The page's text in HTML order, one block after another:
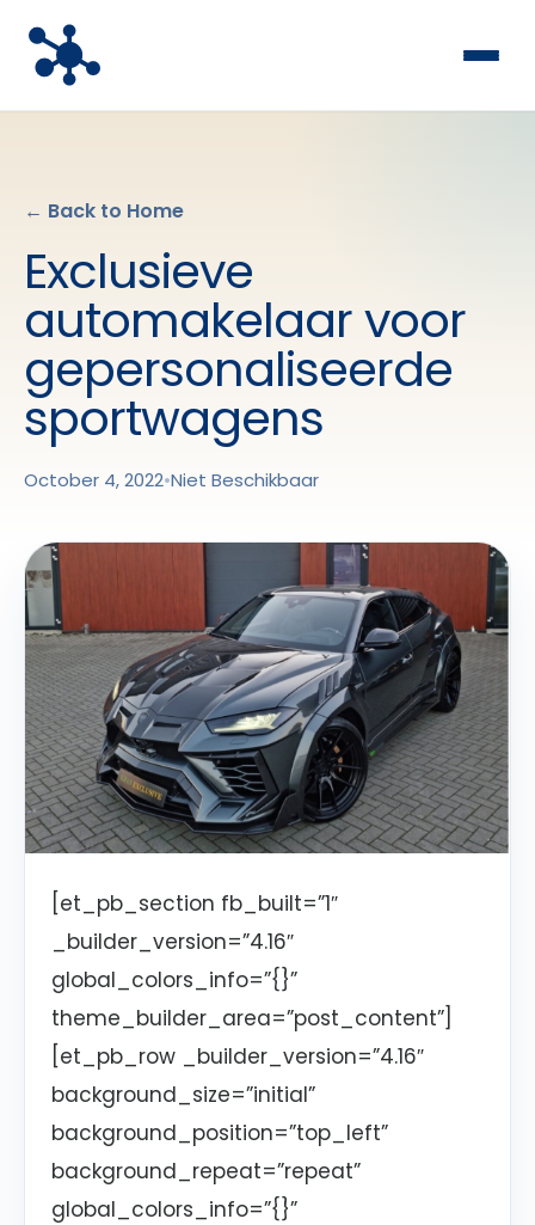
← Back to Home
Exclusieve
automakelaar voor
gepersonaliseerde
sportwagens
October 4, 2022•Niet Beschikbaar
[et_pb_section fb_built=”1″
_builder_version=”4.16″
global_colors_info=”{}”
theme_builder_area=”post_content”]
[et_pb_row _builder_version=”4.16″
background_size=”initial”
background_position=”top_left”
background_repeat=”repeat”
global_colors_info=”{}”